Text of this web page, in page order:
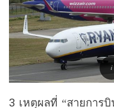
3 เหตุผลที่ “สายการ